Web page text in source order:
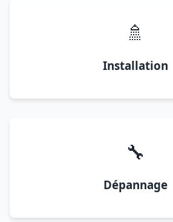
🚿
Installation
🔧
Dépannage